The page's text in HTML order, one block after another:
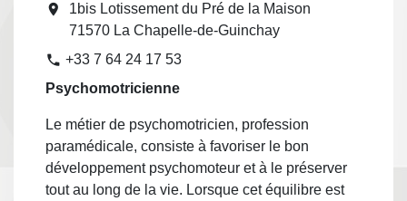
location_on
1bis Lotissement du Pré de la Maison
71570 La Chapelle-de-Guinchay
phone +33 7 64 24 17 53
Psychomotricienne
Le métier de psychomotricien, profession
paramédicale, consiste à favoriser le bon
développement psychomoteur et à le préserver
tout au long de la vie. Lorsque cet équilibre est